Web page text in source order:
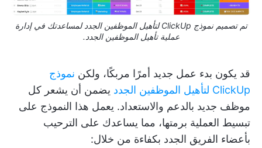
تم تصميم نموذج ClickUp لتأهيل الموظفين الجدد لمساعدتك في إدارة
عملية تأهيل الموظفين الجدد.
قد يكون بدء عمل جديد أمرًا مربكًا، ولكن نموذج
ClickUp لتأهيل الموظفين الجدد
يضمن أن يشعر كل
موظف جديد بالدعم والاستعداد. يعمل هذا النموذج على
تبسيط العملية برمتها، مما يساعدك على الترحيب
بأعضاء الفريق الجدد بكفاءة من خلال: